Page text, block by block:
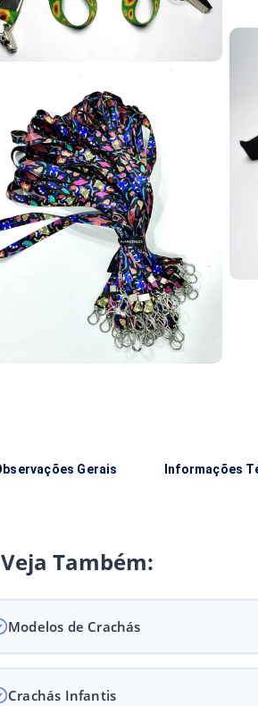
Gerais Informações
Veja Também:
Modelos de Crachás
Crachás Infantis